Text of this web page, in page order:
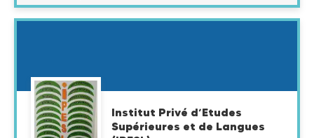
Institut Privé d’Etudes
Supérieures et de Langues